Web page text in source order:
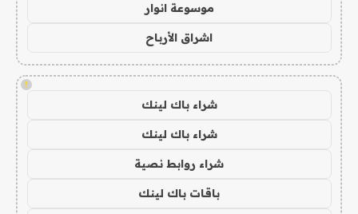
موسوعة انوار
اشراق الأرباح
!
شراء باك لينك
شراء باك لينك
شراء روابط نصية
باقات باك لينك